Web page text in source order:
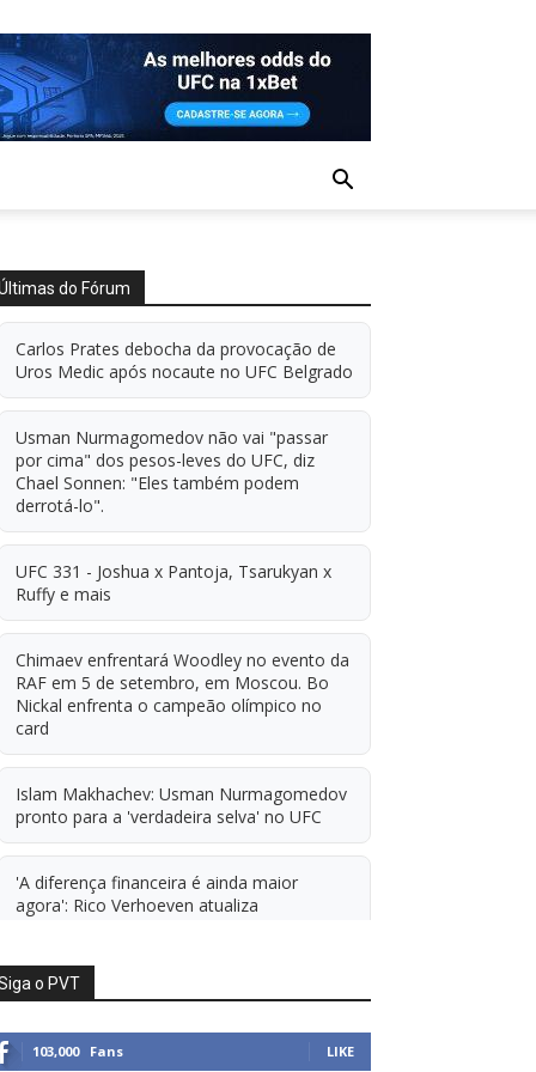
do Fórum
Carlos Prates debocha da provocação de
Uros Medic após nocaute no UFC Belgrado
Usman Nurmagomedov não vai "passar
por cima" dos pesos-leves do UFC, diz
Chael Sonnen: "Eles também podem
derrotá-lo".
UFC 331 - Joshua x Pantoja, Tsarukyan x
Ruffy e mais
Chimaev enfrentará Woodley no evento da
RAF em 5 de setembro, em Moscou. Bo
Nickal enfrenta o campeão olímpico no
card
Islam Makhachev: Usman Nurmagomedov
pronto para a 'verdadeira selva' no UFC
'A diferença financeira é ainda maior
agora': Rico Verhoeven atualiza
para Michael Morales simplesmente ficar
sentado esperando. E ainda cutuca Prates
o PVT
103,000 Fans LIKE